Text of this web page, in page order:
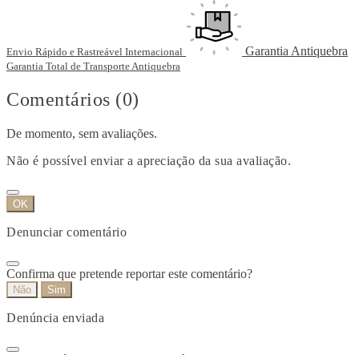
Envio Rápido e Rastreável Internacional Garantia Antiquebra
Garantia Total de Transporte Antiquebra
Comentários (0)
De momento, sem avaliações.
Não é possível enviar a apreciação da sua avaliação.
OK
Denunciar comentário
Confirma que pretende reportar este comentário?
Não Sim
Denúncia enviada